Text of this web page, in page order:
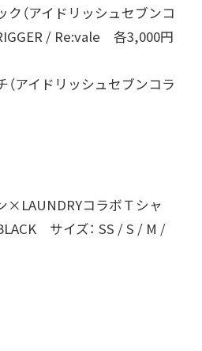
ク（アイドリッシュセブンコ
/ Re:vale 各3,000円
（アイドリッシュセブンコラ
×LAUNDRYコラボＴシャ
サイズ： SS / S / M /